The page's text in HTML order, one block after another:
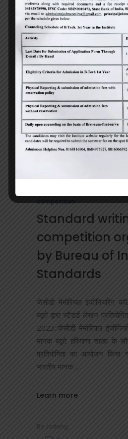
0
competition
Standard
competition
by Bureau of
Standards
जेसीडी मेमोरियल इंजीनियरिंग
ब्यूरो द्वारा स्टैंडर्ड लेखन
2023::जेसीडी मेमोरियल
मानक ब्यूरो हरियाणा शाखा
प्रतियोगिता का आयोजन
भारतीय मानक
Learn more
By Jcdeng